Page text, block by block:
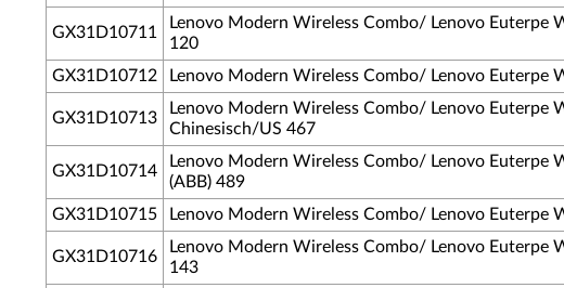
GX31D10711
Lenovo Modern Wireless Combo/ Lenovo Euterpe
120
GX31D10712 Lenovo Modern Wireless Combo/ Lenovo Euterpe
GX31D10713
Lenovo Modern Wireless Combo/ Lenovo Euterpe
Chinesisch/US 467
GX31D10714
Lenovo Modern Wireless Combo/ Lenovo Euterpe
(ABB) 489
GX31D10715 Lenovo Modern Wireless Combo/ Lenovo Euterpe
GX31D10716
Lenovo Modern Wireless Combo/ Lenovo Euterpe
143